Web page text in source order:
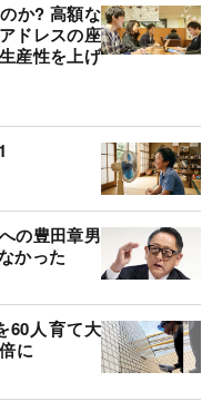
か? 高額な
ドレスの座
産性を上げ
の豊田章男
かった
60人育て大
に